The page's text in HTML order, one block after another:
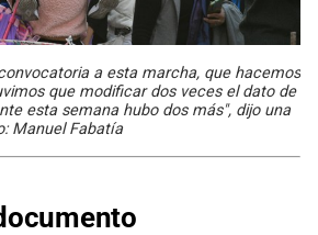
a esta marcha, que hacemos
que modificar dos veces el dato de
esta semana hubo dos más", dijo una
Manuel Fabatía